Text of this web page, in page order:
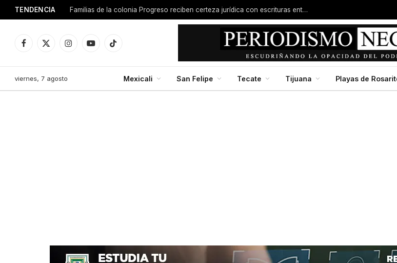
TENDENCIA Familias de la colonia Progreso reciben certeza jurídica con escrituras entregadas por Dip. Molina
Facebook
X
InstagramYouTubeTikTok
viernes, 7 agosto Mexicali San Felipe Tecate Tijuana Playas de